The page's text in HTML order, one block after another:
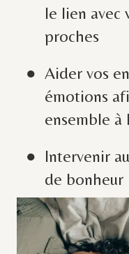
le lien avec
proches
Aider vos
émotions
ensemble à
Intervenir
de bonheur